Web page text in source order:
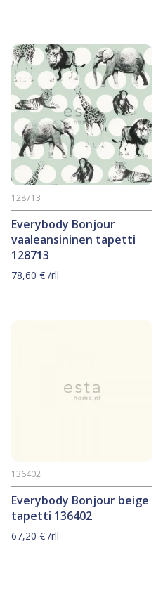
Everybody Bonjour
vaaleansininen tapetti
128713
128713
78,60€ /rll
Everybody Bonjour beige
tapetti 136402
136402
67,20€ /rll